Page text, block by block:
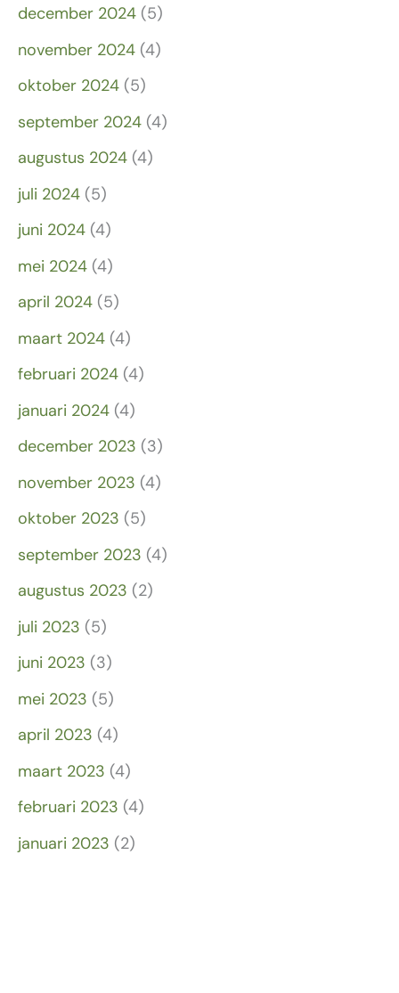
december 2024 (5)
november 2024 (4)
oktober 2024 (5)
september 2024 (4)
augustus 2024 (4)
juli 2024 (5)
juni 2024 (4)
mei 2024 (4)
april 2024 (5)
maart 2024 (4)
februari 2024 (4)
januari 2024 (4)
december 2023 (3)
november 2023 (4)
oktober 2023 (5)
september 2023 (4)
augustus 2023 (2)
juli 2023 (5)
juni 2023 (3)
mei 2023 (5)
april 2023 (4)
maart 2023 (4)
februari 2023 (4)
januari 2023 (2)